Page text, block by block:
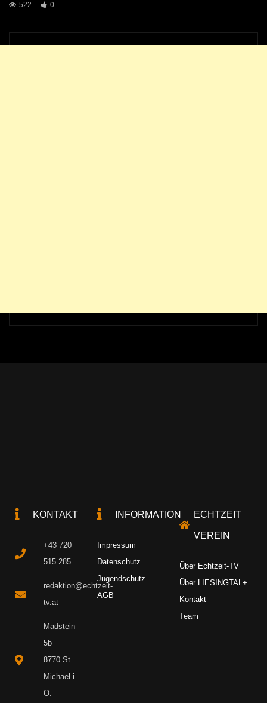
522
0
KONTAKT
+43 720
515 285
redaktion@echtzeit-
tv.at
Madstein
5b
8770 St.
Michael i.
O.
INFORMATION
Impressum
Datenschutz
Jugendschutz
AGB
ECHTZEIT
VEREIN
Über Echtzeit-TV
Über LIESINGTAL+
Kontakt
Team